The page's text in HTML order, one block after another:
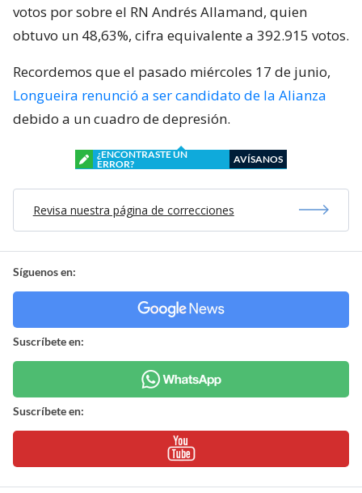
votos por sobre el RN Andrés Allamand, quien
obtuvo un 48,63%, cifra equivalente a 392.915 votos.
Recordemos que el pasado miércoles 17 de junio,
Longueira renunció a ser candidato de la Alianza
debido a un cuadro de depresión.
¿ENCONTRASTE UN
ERROR?
AVÍSANOS
Revisa nuestra página de correcciones
Síguenos en:
Suscríbete en:
Suscríbete en: